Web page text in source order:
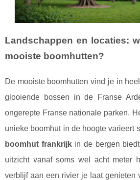
Landschappen en locaties:
mooiste boomhutten?
De mooiste boomhutten vind je in heel
glooiende bossen in de Franse
ongerepte Franse nationale parken.
unieke boomhut in de hoogte varieert
boomhut frankrijkin de bergen
uitzicht vanaf soms wel acht meter
verblijf aan een rivier je laat genieten